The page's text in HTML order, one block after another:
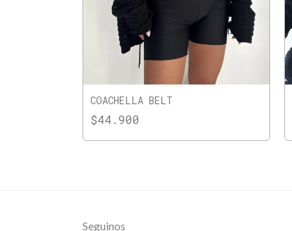
COACHELLA BELT
$44.900
Seguinos